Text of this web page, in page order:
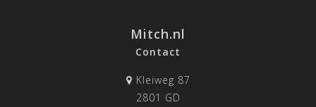
Mitch.nl
Contact
Kleiweg 87
2801 GD